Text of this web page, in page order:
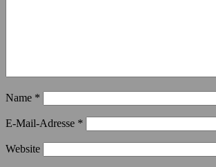
Name *
E-Mail-Adresse *
Website